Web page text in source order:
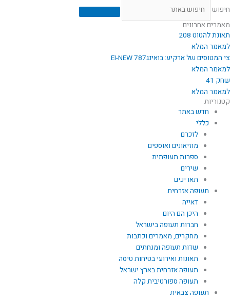
חיפוש
מאמרים אחרונים
תאונת להטוט 208
למאמר המלא
צי המטוסים של ארקיע: בואינג787 EI-NEW
למאמר המלא
שחק 41
למאמר המלא
קטגוריות
חדש באתר
כללי
לזכרם
מוזיאונים ואוספים
ספרות תעופתית
שירים
תאריכים
תעופה אזרחית
דאייה
היכן הם היום
חברות תעופה בישראל
מחקרים, מאמרים וכתבות
שדות תעופה ומנחתים
תאונות ואירועי בטיחות טיסה
תעופה אזרחית בארץ ישראל
תעופה ספורטיבית קלה
תעופה צבאית